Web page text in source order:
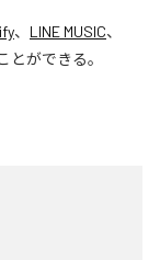
、 LINE MUSIC、
ができる。